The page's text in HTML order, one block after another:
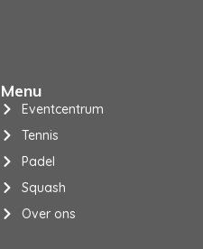
Menu
Eventcentrum
Tennis
Padel
Squash
Over ons